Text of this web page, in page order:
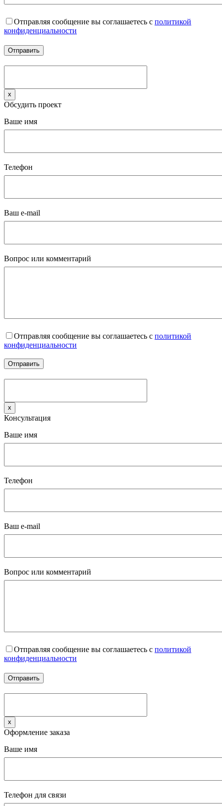
Отправляя сообщение вы соглашаетесь с политикой
конфиденциальности
x
Обсудить проект
Ваше имя
Телефон
Ваш e-mail
Вопрос или комментарий
Отправляя сообщение вы соглашаетесь с политикой
конфиденциальности
x
Консультация
Ваше имя
Телефон
Ваш e-mail
Вопрос или комментарий
Отправляя сообщение вы соглашаетесь с политикой
конфиденциальности
x
Оформление заказа
Ваше имя
Телефон для связи